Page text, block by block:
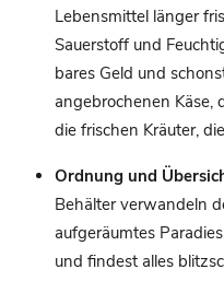
Lebensmittel länger
Sauerstoff und
bares Geld und
angebrochenen Käse,
die frischen Kräuter,
Ordnung und
Behälter verwandeln
aufgeräumtes
und findest alles